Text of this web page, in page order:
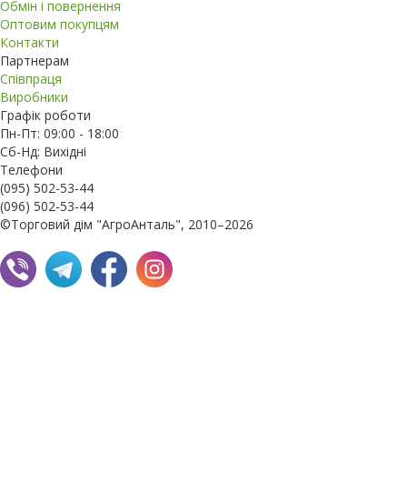
Обмін і повернення
Оптовим покупцям
Контакти
Партнерам
Співпраця
Виробники
Графік роботи
Пн-Пт: 09:00 - 18:00
Сб-Нд: Вихідні
Телефони
(095) 502-53-44
(096) 502-53-44
©Торговий дім "АгроАнталь", 2010–2026